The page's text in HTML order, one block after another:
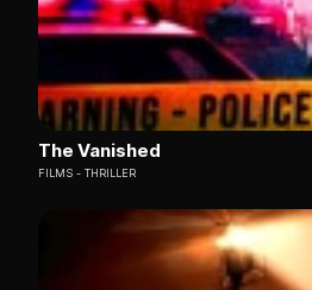
The Vanished
FILMS THRILLER